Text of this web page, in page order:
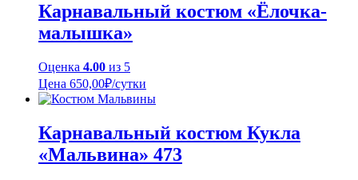
Карнавальный костюм «Ёлочка-
малышка»
Оценка 4.00 из 5
Цена 650,00₽/сутки
Карнавальный костюм Кукла
«Мальвина» 473